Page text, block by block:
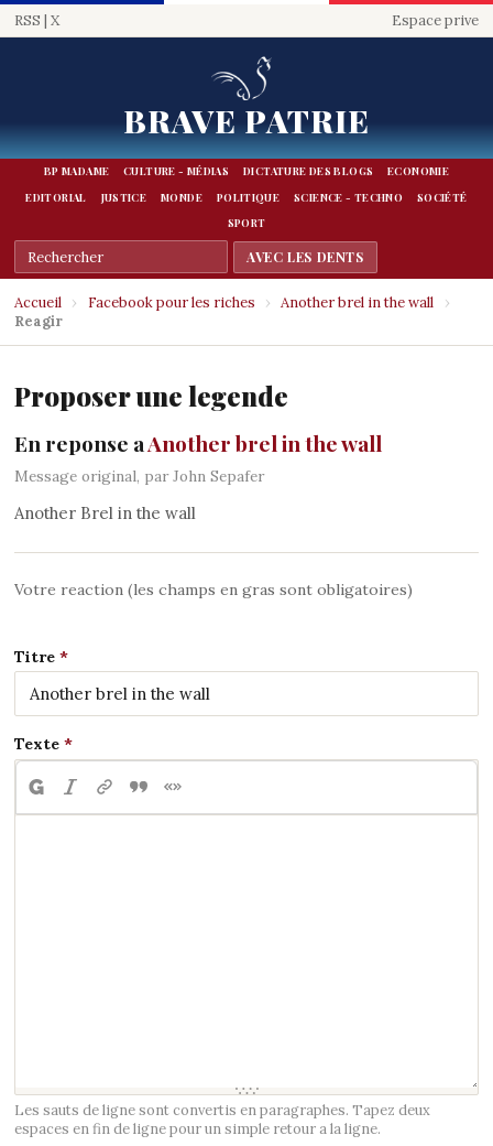
RSS | X Espace prive
BRAVE PATRIE
BP MADAME CULTURE - MÉDIAS DICTATURE DES BLOGS
ECONOMIE
EDITORIAL
JUSTICE MONDE POLITIQUE SCIENCE - TECHNO
SOCIÉTÉ
SPORT
Accueil › Facebook pour les riches › Another brel in the wall
›
Reagir
Proposer une legende
En reponse aAnother brel in the wall
Message original, par John Sepafer
Another Brel in the wall
Votre reaction (les champs en gras sont obligatoires)
Titre
Texte
Les sauts de ligne sont convertis en paragraphes. Tapez deux
espaces en fin de ligne pour un simple retour a la ligne.